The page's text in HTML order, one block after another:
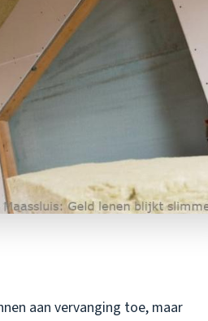
aan vervanging toe, maar